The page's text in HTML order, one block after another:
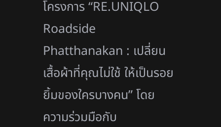
โครงการ “RE.UNIQLO
Roadside
Phatthanakan : เปลี่ยน
เสื้อผ้าที่คุณไม่ใช้ ให้เป็นรอย
ยิ้มของใครบางคน” โดย
ความร่วมมือกับ